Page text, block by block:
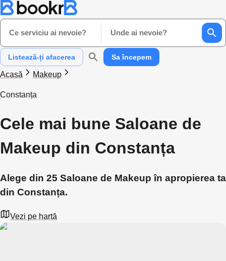
Ce serviciu ai nevoie? Unde ai nevoie?
Listează-ți afacerea Sa începem
Acasă Makeup
Constanța
Cele mai bune Saloane de
Makeup din Constanța
Alege din 25 Saloane de Makeup în apropierea ta
din Constanța.
Vezi pe hartă